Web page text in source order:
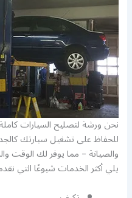
نحن ورشة لتصليح السيارات
للحفاظ على تشغيل سيارتك
والصيانة – مما يوفر لك الوقت
يلي أكثر الخدمات شيوعًا التي